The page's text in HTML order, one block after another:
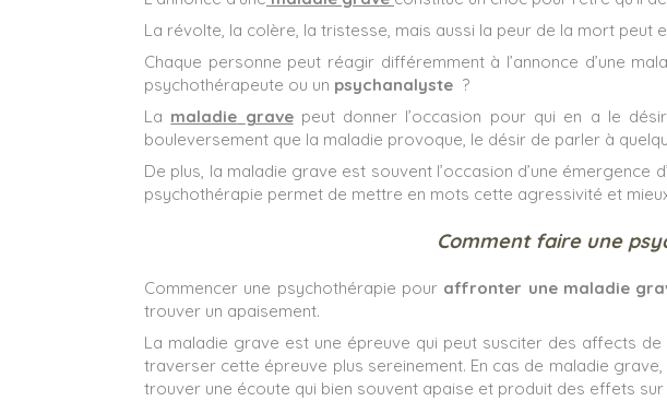
La révolte, la colère, la tristesse, mais aussi la peur de la mort
Chaque personne peut réagir différemment à l’annonce d’une
psychothérapeute ou un psychanalyste ?
La maladie grave peut donner l’occasion pour qui en a le
bouleversement que la maladie provoque, le désir de parler à
De plus, la maladie grave est souvent l’occasion d’une
psychothérapie permet de mettre en mots cette agressivité et
Comment faire une
Commencer une psychothérapie pour affronter une maladie
trouver un apaisement.
La maladie grave est une épreuve qui peut susciter des affects
traverser cette épreuve plus sereinement. En cas de maladie grave,
trouver une écoute qui bien souvent apaise et produit des effets